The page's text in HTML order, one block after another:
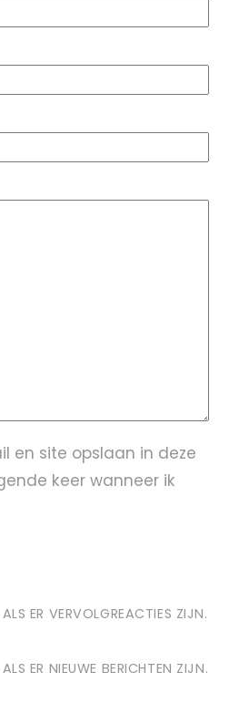
en site opslaan in deze
keer wanneer ik
ER VERVOLGREACTIES ZIJN.
ER NIEUWE BERICHTEN ZIJN.